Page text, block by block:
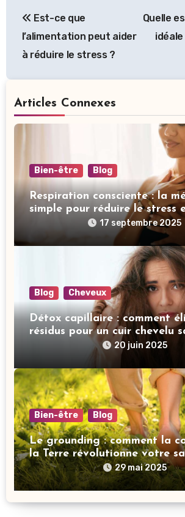
Est-ce que
l’alimentation peut aider
à réduire le stress ?
Quelle
Articles Connexes
Bien-être Blog
Respiration consciente : la
simple pour réduire le stress
votre sommeil17 septembre 2025
Blog Cheveux
Détox capillaire : comment
résidus pour un cuir chevelu
20 juin 2025
Bien-être Blog
Le grounding : comment la
la Terre révolutionne votre
mentale
29 mai 2025